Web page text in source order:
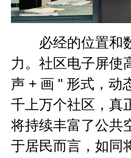
必经的位置和
力。社区电子屏使
声 + 画 " 形式，动
千上万个社区，真
将持续丰富了公共
于居民而言，如同